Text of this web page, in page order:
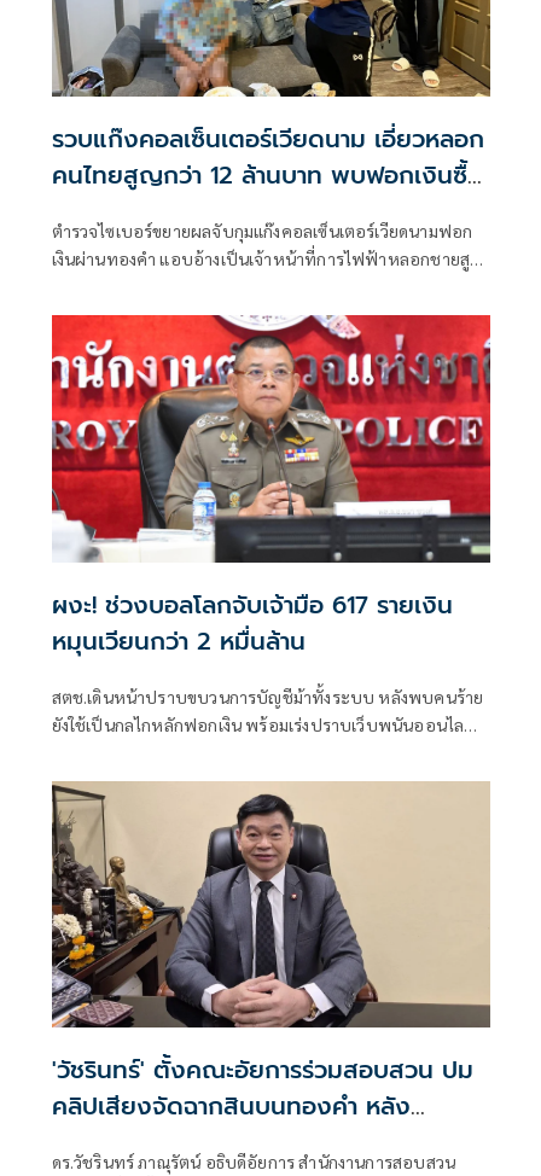
รวบแก๊งคอลเซ็นเตอร์เวียดนาม เอี่ยวหลอก
คนไทยสูญกว่า 12 ล้านบาท พบฟอกเงินซื้อ
ตำรวจไซเบอร์ขยายผลจับกุมแก๊งคอลเซ็นเตอร์เวียดนามฟอก
เงินผ่านทองคำ แอบอ้างเป็นเจ้าหน้าที่การไฟฟ้าหลอกชายสูง
เงินของเจ้าหน้าที่
ผงะ! ช่วงบอลโลกจับเจ้ามือ 617 รายเงิน
หมุนเวียนกว่า 2 หมื่นล้าน
สตช.เดินหน้าปราบขบวนการบัญชีม้าทั้งระบบ หลังพบคนร้าย
ยังใช้เป็นกลไกหลักฟอกเงิน พร้อมเร่งปราบเว็บพนันออนไลน์
หมุนเวียนกว่า 2 หมื่นล้าน
'วัชรินทร์' ตั้งคณะอัยการร่วมสอบสวน ปม
คลิปเสียงจัดฉากสินบนทองคำ หลัง
ดร.วัชรินทร์ ภาณุรัตน์ อธิบดีอัยการ สำนักงานการสอบสวน